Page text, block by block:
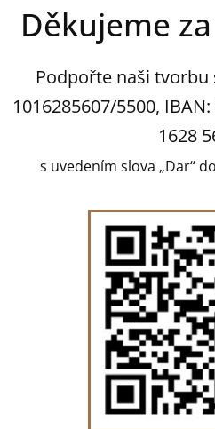
Děkujeme
Podpořte naši
1016285607/5500,
1628
s uvedením slova „Dar“